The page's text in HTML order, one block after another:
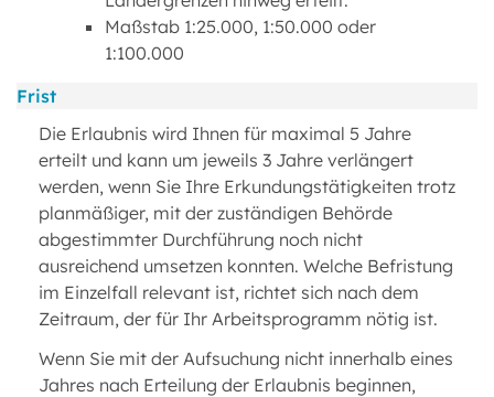
Maßstab 1:25.000, 1:50.000 oder
1:100.000
Frist
Die Erlaubnis wird Ihnen für maximal 5 Jahre
erteilt und kann um jeweils 3 Jahre verlängert
werden, wenn Sie Ihre Erkundungstätigkeiten trotz
planmäßiger, mit der zuständigen Behörde
abgestimmter Durchführung noch nicht
ausreichend umsetzen konnten. Welche Befristung
im Einzelfall relevant ist, richtet sich nach dem
Zeitraum, der für Ihr Arbeitsprogramm nötig ist.
Wenn Sie mit der Aufsuchung nicht innerhalb eines
Jahres nach Erteilung der Erlaubnis beginnen,